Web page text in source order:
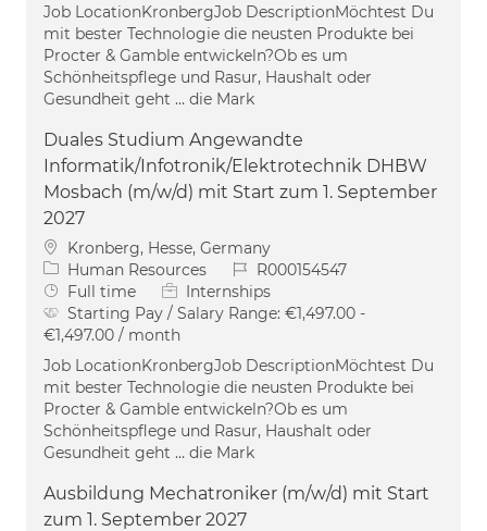
Job LocationKronbergJob DescriptionMöchtest Du
mit bester Technologie die neusten Produkte bei
Procter & Gamble entwickeln?Ob es um
Schönheitspflege und Rasur, Haushalt oder
Gesundheit geht … die Mark
Duales Studium Angewandte
Informatik/Infotronik/Elektrotechnik DHBW
Mosbach (m/w/d) mit Start zum 1. September
2027
Location
Kronberg, Hesse, Germany
Category
Human Resources Job IdR000154547
Job Type
Full time
Internships
Starting Pay / Salary Range: €1,497.00 -
€1,497.00 / month
Job LocationKronbergJob DescriptionMöchtest Du
mit bester Technologie die neusten Produkte bei
Procter & Gamble entwickeln?Ob es um
Schönheitspflege und Rasur, Haushalt oder
Gesundheit geht … die Mark
Ausbildung Mechatroniker (m/w/d) mit Start
zum 1. September 2027